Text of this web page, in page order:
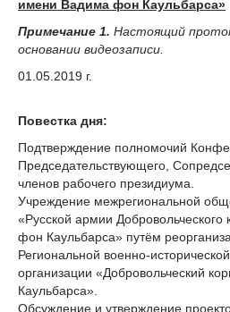
имени Вадима фон Каульбарса»
Примечание 1. Настоящий
основании видеозаписи.
Повестка дня:
Подтверждение полномочий
Председательствующего,
членов рабочего президиума.
Учреждение межрегиональной
«Русской армии
фон Каульбарса» путём
Региональной военно-
организации «Добровольческий
Каульбарса».
Обсуждение и утверждение